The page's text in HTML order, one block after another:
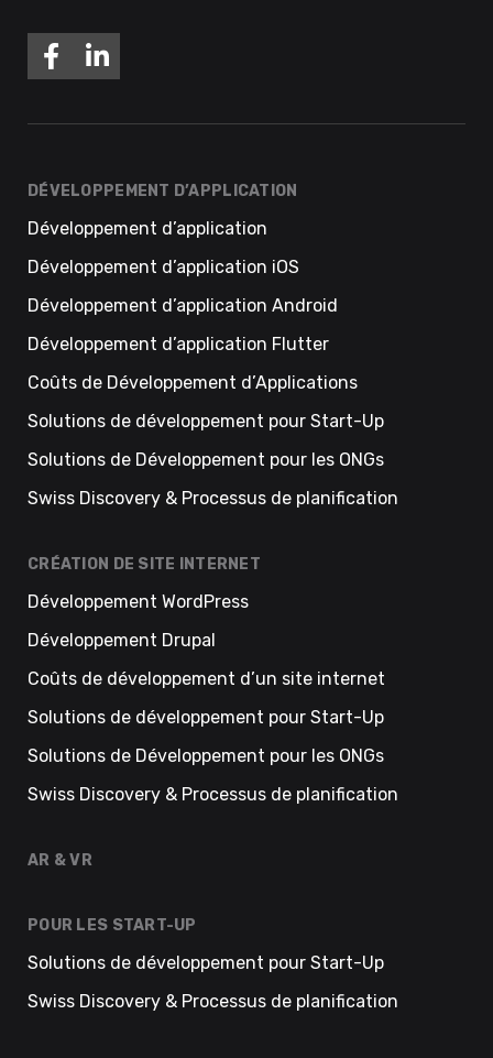
DÉVELOPPEMENT D’APPLICATION
Développement d’application
Développement d’application iOS
Développement d’application Android
Développement d’application Flutter
Coûts de Développement d’Applications
Solutions de développement pour Start-Up
Solutions de Développement pour les ONGs
Swiss Discovery & Processus de planification
CRÉATION DE SITE INTERNET
Développement WordPress
Développement Drupal
Coûts de développement d’un site internet
Solutions de développement pour Start-Up
Solutions de Développement pour les ONGs
Swiss Discovery & Processus de planification
AR & VR
POUR LES START-UP
Solutions de développement pour Start-Up
Swiss Discovery & Processus de planification